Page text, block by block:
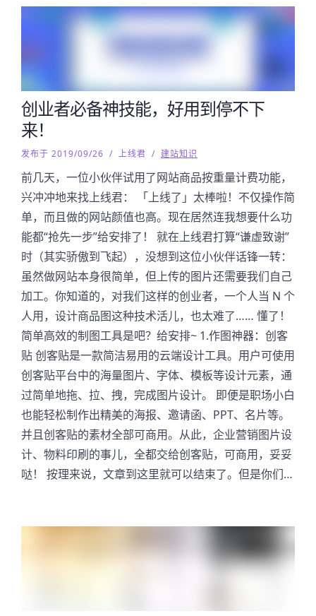
创业者必备神技能，好用到停不下
来！
发布于 2019/09/26 / 上线君 / 建站知识
前几天，一位小伙伴试用了网站商品按重量计费功能，
兴冲冲地来找上线君： 「上线了」太棒啦！不仅操作简
单，而且做的网站颜值也高。现在居然连我想要什么功
能都“抢先一步”给安排了！ 就在上线君打算“谦虚致谢”
时（其实骄傲到飞起），没想到这位小伙伴话锋一转：
虽然做网站本身很简单，但上传的图片还需要我们自己
加工。你知道的，对我们这样的创业者，一个人当 N 个
人用，设计商品图这种技术活儿，也太难了…… 懂了！
简单高效的制图工具是吧？给安排~ 1.作图神器：创客
贴 创客贴是一款简洁易用的云端设计工具。用户可使用
创客贴平台中的海量图片、字体、模板等设计元素，通
过简单地拖、拉、拽，完成图片设计。 即便是职场小白
也能轻松制作出精美的海报、邀请函、PPT、名片等。
并且创客贴的素材全部可商用。从此，企业营销图片设
计、物料印刷的事儿，全都交给创客贴，可商用，妥妥
哒！ 按理来说，文章到这里就可以结束了。但是你们…